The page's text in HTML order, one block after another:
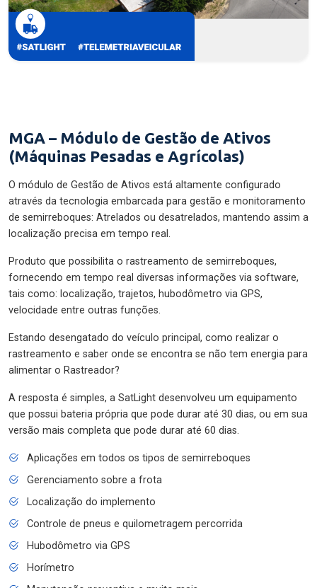
MGA – Módulo de Gestão de Ativos
(Máquinas Pesadas e Agrícolas)
O módulo de Gestão de Ativos está altamente configurado
através da tecnologia embarcada para gestão e monitoramento
de semirreboques: Atrelados ou desatrelados, mantendo assim a
localização precisa em tempo real.
Produto que possibilita o rastreamento de semirreboques,
fornecendo em tempo real diversas informações via software,
tais como: localização, trajetos, hubodômetro via GPS,
velocidade entre outras funções.
Estando desengatado do veículo principal, como realizar o
rastreamento e saber onde se encontra se não tem energia para
alimentar o Rastreador?
A resposta é simples, a SatLight desenvolveu um equipamento
que possui bateria própria que pode durar até 30 dias, ou em sua
versão mais completa que pode durar até 60 dias.
Aplicações em todos os tipos de semirreboques
Gerenciamento sobre a frota
Localização do implemento
Controle de pneus e quilometragem percorrida
Hubodômetro via GPS
Horímetro